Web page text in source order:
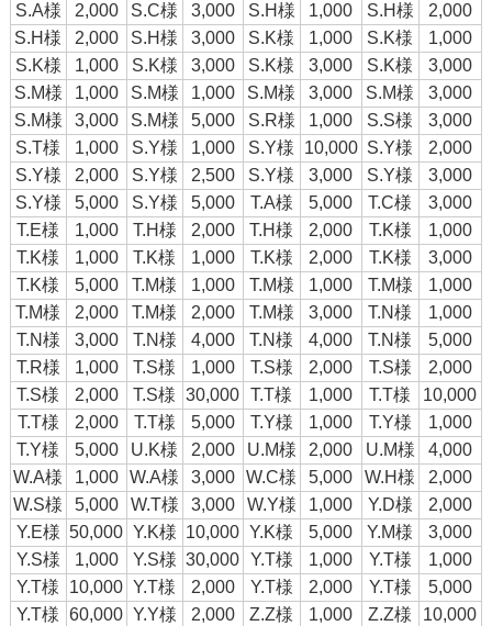
S.A様
2,000 S.C様 3,000 S.H様 1,000 S.H様
2,000
S.H様
2,000 S.H様 3,000 S.K様 1,000 S.K様
1,000
S.K様
1,000 S.K様 3,000 S.K様 3,000 S.K様
3,000
S.M様
1,000 S.M様 1,000 S.M様 3,000 S.M様
3,000
S.M様
3,000 S.M様 5,000 S.R様 1,000 S.S様
3,000
S.T様
1,000 S.Y様 1,000 S.Y様 10,000 S.Y様
2,000
S.Y様
2,000 S.Y様 2,500 S.Y様 3,000 S.Y様
3,000
S.Y様
5,000 S.Y様 5,000 T.A様 5,000 T.C様
3,000
T.E様
1,000 T.H様 2,000 T.H様 2,000 T.K様
1,000
T.K様
1,000 T.K様 1,000 T.K様 2,000 T.K様
3,000
T.K様
5,000 T.M様 1,000 T.M様 1,000 T.M様
1,000
T.M様
2,000 T.M様 2,000 T.M様 3,000 T.N様
1,000
T.N様
3,000 T.N様 4,000 T.N様 4,000 T.N様
5,000
T.R様
1,000 T.S様 1,000 T.S様 2,000 T.S様
2,000
T.S様
2,000 T.S様 30,000 T.T様 1,000 T.T様
10,000
T.T様
2,000 T.T様 5,000 T.Y様 1,000 T.Y様
1,000
T.Y様
5,000 U.K様 2,000 U.M様 2,000 U.M様
4,000
W.A様
1,000 W.A様 3,000 W.C様 5,000 W.H様
2,000
W.S様
5,000 W.T様 3,000 W.Y様 1,000 Y.D様
2,000
Y.E様 50,000 Y.K様 10,000 Y.K様 5,000 Y.M様
3,000
Y.S様
1,000 Y.S様 30,000 Y.T様 1,000 Y.T様
1,000
Y.T様
10,000 Y.T様 2,000 Y.T様 2,000 Y.T様
5,000
Y.T様
60,000 Y.Y様 2,000 Z.Z様 1,000 Z.Z様
10,000